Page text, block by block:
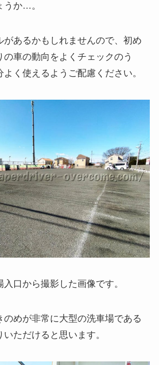
うか…。
があるかもしれませんので、初め
の車の動向をよくチェックのう
よく使えるようご配慮ください。
口から撮影した画像です。
のめが非常に大型の洗車場である
ただけると思います。